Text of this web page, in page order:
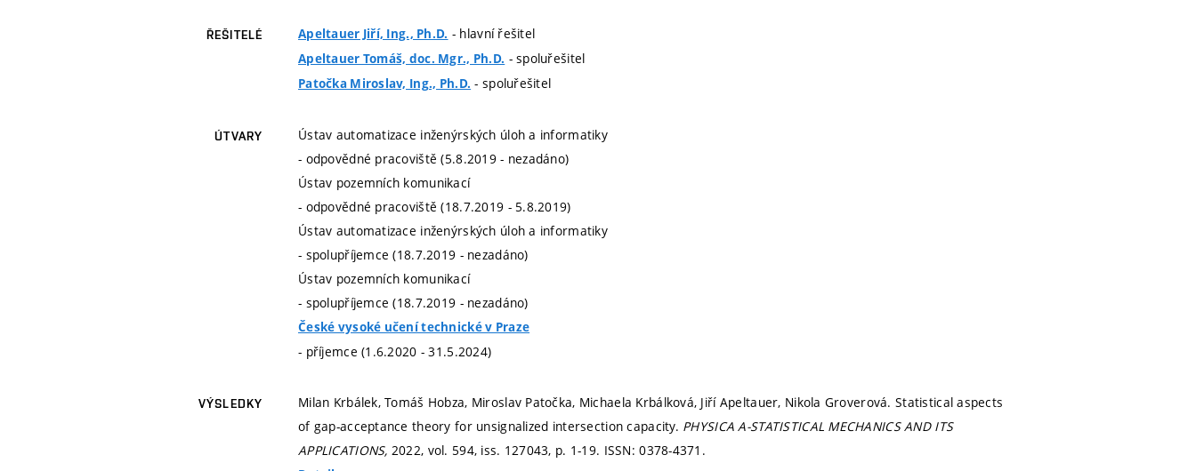
ŘEŠITELÉ Apeltauer Jiří, Ing., Ph.D. - hlavní řešitel
Apeltauer Tomáš, doc. Mgr., Ph.D. - spoluřešitel
Patočka Miroslav, Ing., Ph.D. - spoluřešitel
ÚTVARY
Ústav automatizace inženýrských úloh a informatiky
- odpovědné pracoviště (5.8.2019 - nezadáno)
Ústav pozemních komunikací
- odpovědné pracoviště (18.7.2019 - 5.8.2019)
Ústav automatizace inženýrských úloh a informatiky
- spolupříjemce (18.7.2019 - nezadáno)
Ústav pozemních komunikací
- spolupříjemce (18.7.2019 - nezadáno)
České vysoké učení technické v Praze
- příjemce (1.6.2020 - 31.5.2024)
VÝSLEDKY
Milan Krbálek, Tomáš Hobza, Miroslav Patočka, Michaela Krbálková, Jiří Apeltauer, Nikola Groverová. Statistical aspects
of gap-acceptance theory for unsignalized intersection capacity. PHYSICA A-STATISTICAL MECHANICS AND ITS
APPLICATIONS, 2022, vol. 594, iss. 127043, p. 1-19. ISSN: 0378-4371.